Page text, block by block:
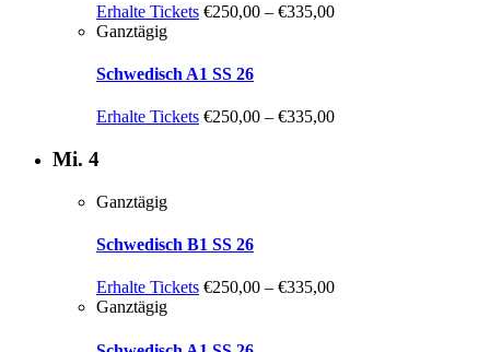
Erhalte Tickets €250,00 – €335,00
Ganztägig
Schwedisch A1 SS 26
Erhalte Tickets €250,00 – €335,00
Mi. 4
Ganztägig
Schwedisch B1 SS 26
Erhalte Tickets €250,00 – €335,00
Ganztägig